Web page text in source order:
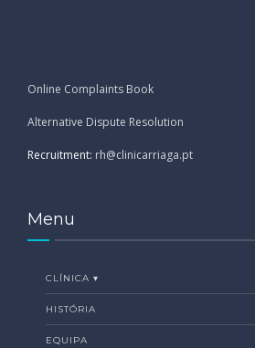
Online Complaints Book
Alternative Dispute Resolution
Recruitment: rh@clinicarriaga.pt
Menu
CLÍNICA ▾
HISTÓRIA
EQUIPA